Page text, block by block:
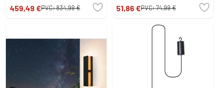
459,49 €PVC:834,99 € 51,86 €PVC:74,99 €